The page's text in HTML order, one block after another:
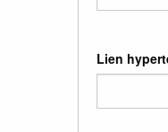
Lien